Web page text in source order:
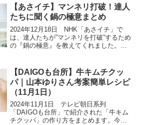
風お好み焼き釜飯」！今回は、どれも強
くて入れ替わりが激...
【あさイチ】マンネリ打破！達人
たちに聞く鍋の極意まとめ
2024年12月18日 NHK「あさイチ」で
は、達人たちが”マンネリを打破”するため
の『鍋の極意』を教えてくれました。冷
の味が楽しめる極意、老舗すき焼き店直
伝の安い肉が...
【DAIGOも台所】牛キムチクッ
パ｜山本ゆりさん考案簡単レシピ
（11月1日）
2024年11月1日 テレビ朝日系列
「DAIGOも台所」で紹介された「牛キム
チクッパ」の作り方をまとめます。今日